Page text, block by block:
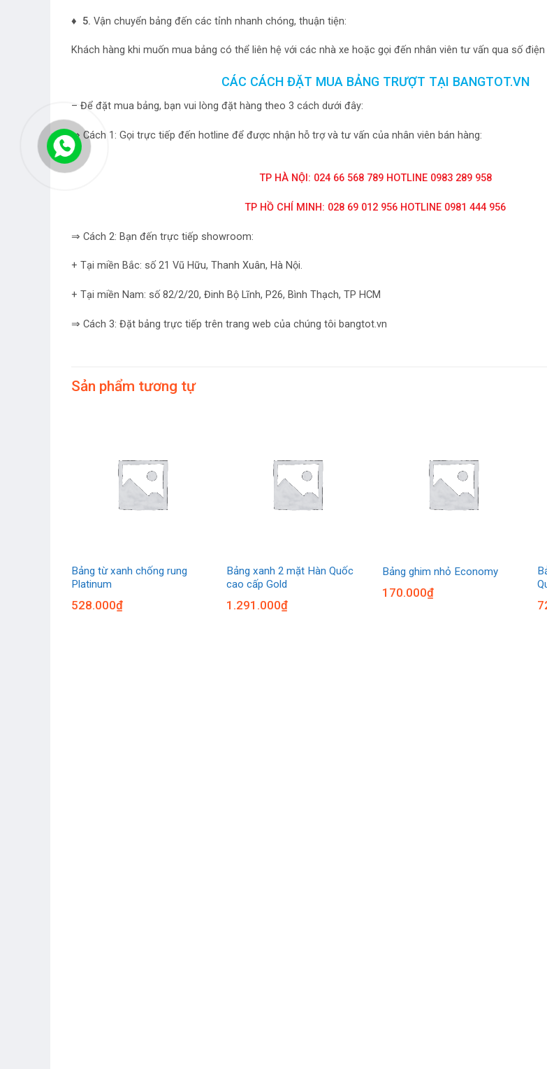
♦ 5. Vận chuyển bảng đến các tỉnh nhanh chóng, thuận tiện:
Khách hàng khi muốn mua bảng có thể liên hệ với các nhà xe hoặc gọi đến nhân viên tư vấn qua số
CÁC CÁCH ĐẶT MUA BẢNG TRƯỢT TẠI BANGTOT.VN
– Để đặt mua bảng, bạn vui lòng đặt hàng theo 3 cách dưới đây:
⇒ Cách 1: Gọi trực tiếp đến hotline để được nhận hỗ trợ và tư vấn của nhân viên bán hàng:
TP HÀ NỘI: 024 66 568 789 HOTLINE 0983 289 958
TP HỒ CHÍ MINH: 028 69 012 956 HOTLINE 0981 444 956
⇒ Cách 2: Bạn đến trực tiếp showroom:
+ Tại miền Bắc: số 21 Vũ Hữu, Thanh Xuân, Hà Nội.
+ Tại miền Nam: số 82/2/20, Đinh Bộ Lĩnh, P26, Bình Thạch, TP HCM
⇒ Cách 3: Đặt bảng trực tiếp trên trang web của chúng tôi bangtot.vn
Sản phẩm tương tự
Bảng từ xanh chống rung
Platinum
528.000₫
Bảng xanh 2 mặt Hàn Quốc
cao cấp Gold
1.291.000₫
Bảng ghim nhỏ Economy
170.000₫